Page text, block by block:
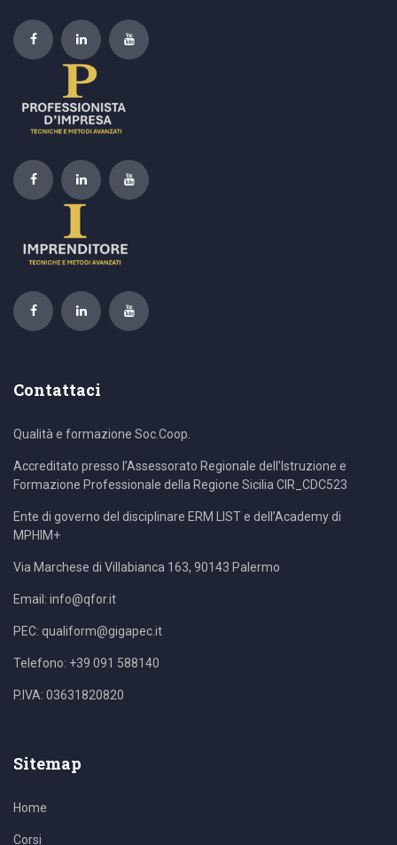
Contattaci
Qualità e formazione Soc.Coop.
Accreditato presso l’Assessorato Regionale dell’Istruzione e
Formazione Professionale della Regione Sicilia CIR_CDC523
Ente di governo del disciplinare ERM LIST e dell’Academy di
MPHIM+
Via Marchese di Villabianca 163, 90143 Palermo
Email: info@qfor.it
PEC: qualiform@gigapec.it
Telefono: +39 091 588140
P.IVA: 03631820820
Sitemap
Home
Corsi